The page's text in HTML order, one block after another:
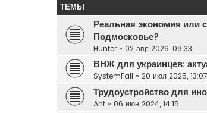
ТЕМЫ
Реальная экономия или
Подмосковье?
Hunter » 02 апр 2026, 08:33
ВНЖ для украинцев:
SystemFall » 20 июл 2025, 13:07
Трудоустройство для
Ant » 06 июн 2024, 14:15